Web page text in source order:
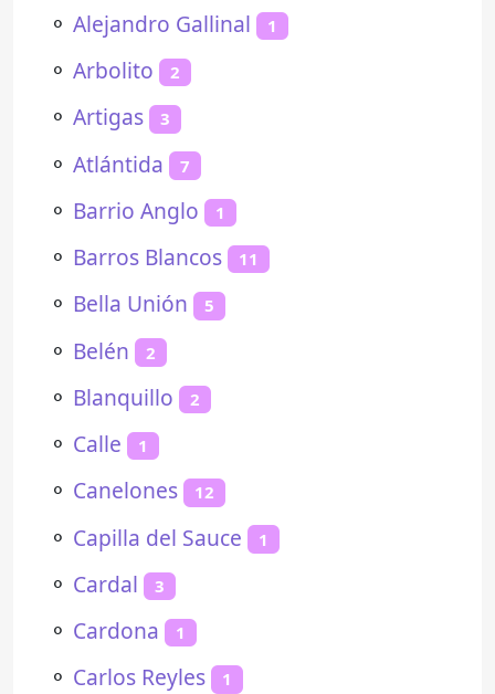
⚬ Alejandro Gallinal 1
⚬ Arbolito 2
⚬ Artigas 3
⚬ Atlántida 7
⚬ Barrio Anglo 1
⚬ Barros Blancos 11
⚬ Bella Unión 5
⚬ Belén 2
⚬ Blanquillo 2
⚬ Calle 1
⚬ Canelones 12
⚬ Capilla del Sauce 1
⚬ Cardal 3
⚬ Cardona 1
⚬ Carlos Reyles 1